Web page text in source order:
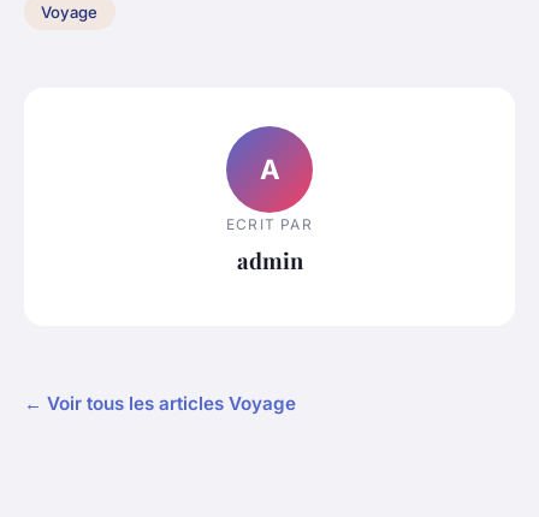
Voyage
A
ECRIT PAR
admin
← Voir tous les articles Voyage